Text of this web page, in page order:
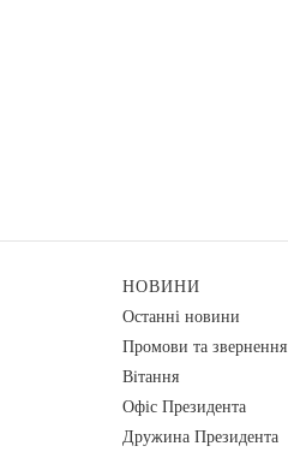
НОВИНИ
Останні новини
Промови та звернення
Вiтання
Офіс Президента
Дружина Президента